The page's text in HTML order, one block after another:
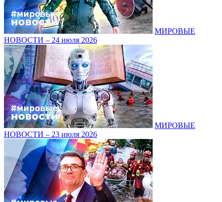
МИРОВЫЕ
НОВОСТИ – 24 июля 2026
МИРОВЫЕ
НОВОСТИ – 23 июля 2026